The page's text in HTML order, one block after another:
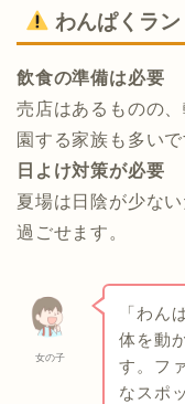
わんぱくラ
飲食の準備は必要
売店はあるものの
園する家族も多いで
日よけ対策が必要
夏場は日陰が少な
過ごせます。
女の子
「わん
体を動
す。フ
なスポ